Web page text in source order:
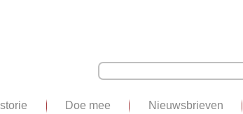
Doe mee Nieuwsbrieven